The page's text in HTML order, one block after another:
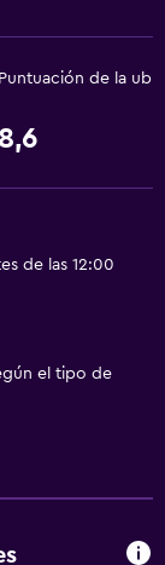
Puntuación de la
8,6
de las 12:00
el tipo de